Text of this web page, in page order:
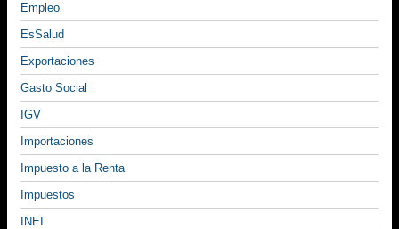
Empleo
EsSalud
Exportaciones
Gasto Social
IGV
Importaciones
Impuesto a la Renta
Impuestos
INEI